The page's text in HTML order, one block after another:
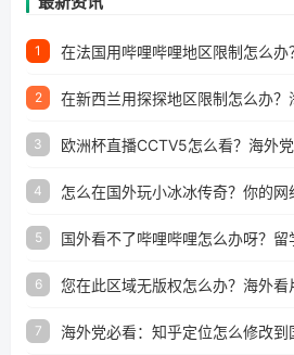
1
2
3
4 怎么在国外玩小冰冰传奇？你的网
5
6 您在此区域无版权怎么办？海外
7